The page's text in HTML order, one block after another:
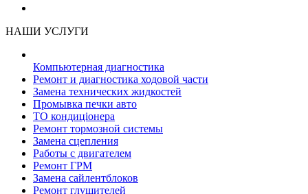
НАШИ УСЛУГИ
Компьютерная диагностика
Ремонт и диагностика ходовой части
Замена технических жидкостей
Промывка печки авто
ТО кондиціонера
Ремонт тормозной системы
Замена сцепления
Работы с двигателем
Ремонт ГРМ
Замена сайлентблоков
Ремонт глушителей